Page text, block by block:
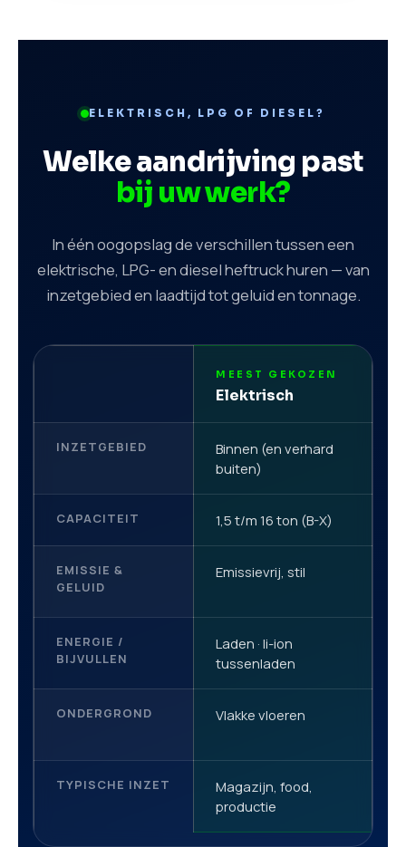
ELEKTRISCH, LPG OF DIESEL?
Welke aandrijving past
bij uw werk?
In één oogopslag de verschillen tussen een
elektrische, LPG- en diesel heftruck huren — van
inzetgebied en laadtijd tot geluid en tonnage.
MEEST GEKOZEN
Elektrisch
INZETGEBIED
Binnen (en verhard
buiten)
CAPACITEIT 1,5 t/m 16 ton (B-X)
EMISSIE &
GELUID
Emissievrij, stil
ENERGIE /
BIJVULLEN
Laden · li-ion
tussenladen
ONDERGROND Vlakke vloeren
TYPISCHE INZET
Magazijn, food,
productie